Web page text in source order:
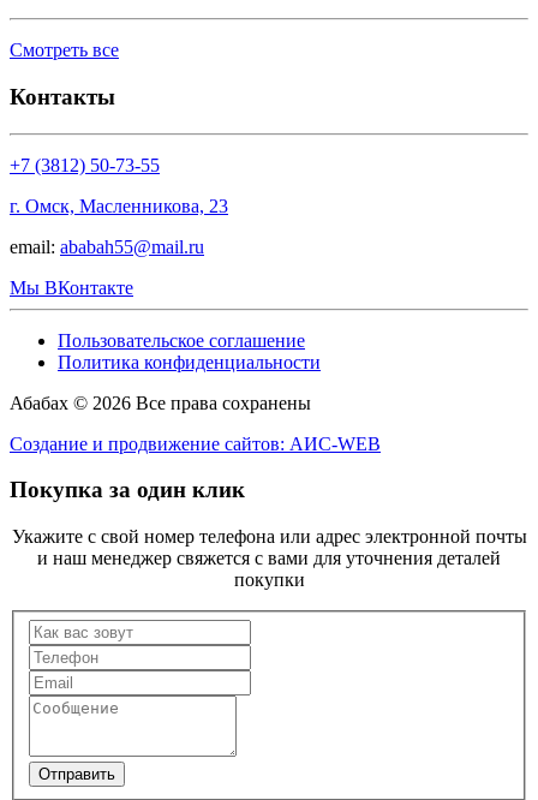
Смотреть все
Контакты
+7 (3812) 50-73-55
г. Омск, Масленникова, 23
email: ababah55@mail.ru
Мы ВКонтакте
Пользовательское соглашение
Политика конфиденциальности
Абабах © 2026 Все права сохранены
Создание и продвижение сайтов: АИС-WEB
Покупка за один клик
Укажите с свой номер телефона или адрес электронной почты
и наш менеджер свяжется с вами для уточнения деталей
покупки
Отправить